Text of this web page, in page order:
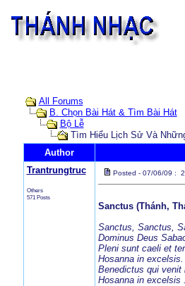
All Forums
B. Chọn Bài Hát & Tìm Bài Hát
Bộ Lễ
Tìm Hiểu Lịch Sử Và
Author
Trantrungtruc
Others
571 Posts
Posted - 07/06/09 :
Sanctus (Thánh,
Sanctus, Sanctus,
Dominus Deus
Pleni sunt caeli et
Hosanna in excelsis.
Benedictus qui venit
Hosanna in excelsis